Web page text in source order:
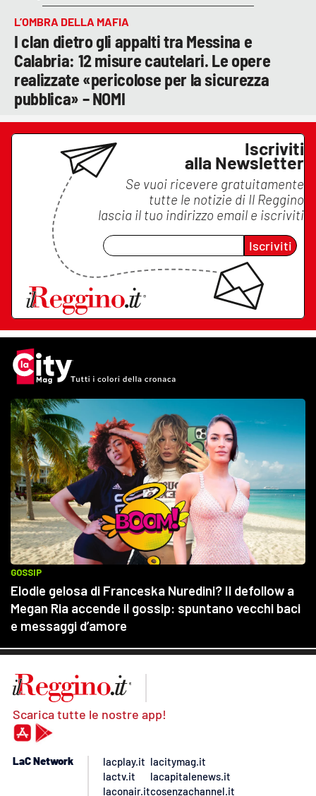
L’OMBRA DELLA MAFIA
I clan dietro gli appalti tra Messina e
Calabria: 12 misure cautelari. Le opere
realizzate «pericolose per la sicurezza
pubblica» – NOMI
Iscriviti
alla Newsletter
Se vuoi ricevere gratuitamente
tutte le notizie di Il Reggino
lascia il tuo indirizzo email e iscriviti
Iscriviti
Scarica tutte le nostre app!
LaC Network
lacplay.it
lactv.it
laconair.it
lacitymag.it
lacapitalenews.it
cosenzachannel.it